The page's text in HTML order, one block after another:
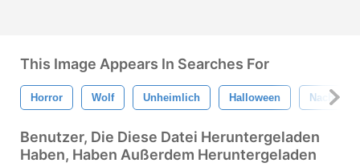
This Image Appears In Searches For
Horror Wolf Unheimlich Halloween Nacht-
Benutzer, Die Diese Datei Heruntergeladen
Haben, Haben Außerdem Heruntergeladen